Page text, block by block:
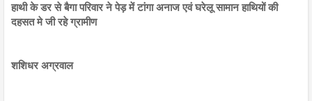
हाथी के डर से बैगा परिवार ने पेड़ में टांगा अनाज एवं घरेलू सामान हाथियों की
दहसत मे जी रहे ग्रामीण
शशिधर अग्रवाल